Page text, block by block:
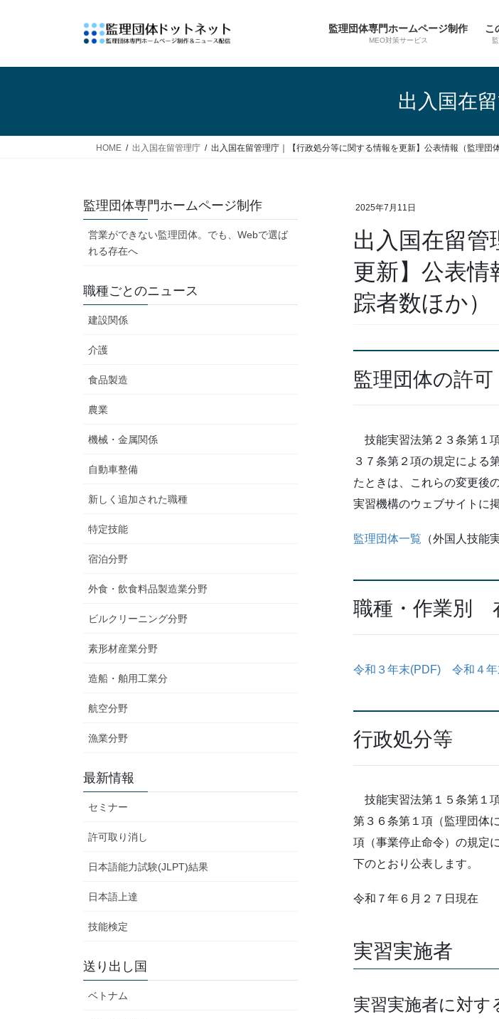
監理団体専門ホームページ制作
MEO対策サービス
こ
出入国在
HOME 出入国在留管理庁 出入国在留管理庁｜【行政処分等に関する情報を更新】公表情報（監理団
2025年7月11日
出入国在留管
更新】公表情
踪者数ほか）
監理団体の許可
技能実習法第２３条第１
３７条第２項の規定による
たときは、これらの変更後
実習機構のウェブサイトに
監理団体一覧 （外国人技能
職種・作業別
令和３年末(PDF) 令和４
行政処分等
技能実習法第１５条第１
第３６条第１項（監理団体
項（事業停止命令）の規定
下のとおり公表します。
令和７年６月２７日現在
実習実施者
実習実施者に対す
監理団体専門ホームページ制作
営業ができない監理団体。でも、Webで選ば
れる存在へ
職種ごとのニュース
建設関係
介護
食品製造
農業
機械・金属関係
自動車整備
新しく追加された職種
特定技能
宿泊分野
外食・飲食料品製造業分野
ビルクリーニング分野
素形材産業分野
造船・舶用工業分
航空分野
漁業分野
最新情報
セミナー
許可取り消し
日本語能力試験(JLPT)結果
日本語上達
技能検定
送り出し国
ベトナム